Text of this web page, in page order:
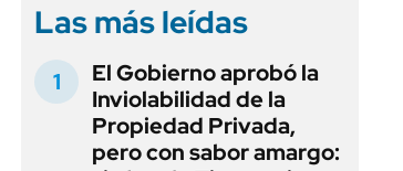
Las más leídas
El Gobierno aprobó la
Inviolabilidad de la
Propiedad Privada,
pero con sabor amargo: